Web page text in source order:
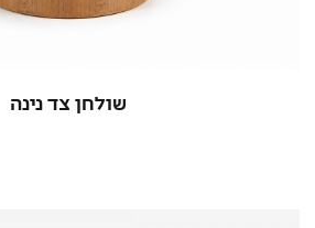
שולחן צד נינה